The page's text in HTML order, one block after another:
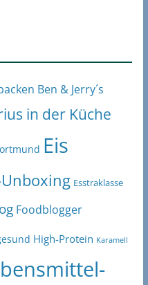
Ben & Jerry´s
in der Küche
Eis
Esstraklasse
Foodblogger
High-Protein Karamell